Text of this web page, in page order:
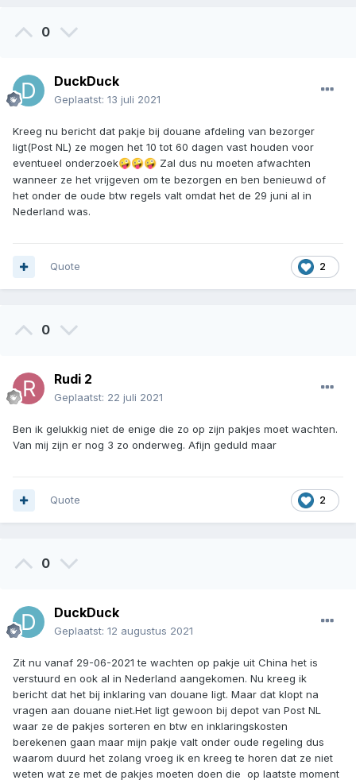
0
DuckDuck
Geplaatst: 13 juli 2021
Kreeg nu bericht dat pakje bij douane afdeling van bezorger
ligt(Post NL) ze mogen het 10 tot 60 dagen vast houden voor
eventueel onderzoek🤪🤪🤪 Zal dus nu moeten afwachten
wanneer ze het vrijgeven om te bezorgen en ben benieuwd of
het onder de oude btw regels valt omdat het de 29 juni al in
Nederland was.
2
Quote
0
Rudi 2
Geplaatst: 22 juli 2021
Ben ik gelukkig niet de enige die zo op zijn pakjes moet wachten.
Van mij zijn er nog 3 zo onderweg. Afijn geduld maar
2
Quote
0
DuckDuck
Geplaatst: 12 augustus 2021
Zit nu vanaf 29-06-2021 te wachten op pakje uit China het is
verstuurd en ook al in Nederland aangekomen. Nu kreeg ik
bericht dat het bij inklaring van douane ligt. Maar dat klopt na
vragen aan douane niet.Het ligt gewoon bij depot van Post NL
waar ze de pakjes sorteren en btw en inklaringskosten
berekenen gaan maar mijn pakje valt onder oude regeling dus
waarom duurd het zolang vroeg ik en kreeg te horen dat ze niet
weten wat ze met de pakjes moeten doen die op laatste moment